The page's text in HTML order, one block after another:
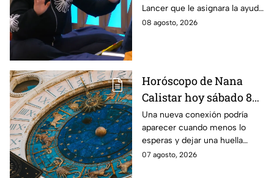
MasterChef 24/7
Lancer que le asignara la ayuda
de Ramahá y no la de Daniela
08 agosto, 2026
Horóscopo de Nana
Calistar hoy sábado 8
de agosto del 2026 para
cada signo; una
conexión inesperada
podría transformar tus
Una nueva conexión podría
aparecer cuando menos lo
esperas y dejar una huella
importante.
07 agosto, 2026